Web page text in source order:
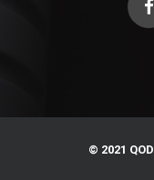
© 2021